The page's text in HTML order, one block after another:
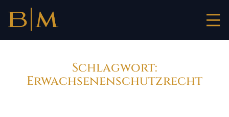
Inhalt
springen
Schlagwort:
Erwachsenenschutzrecht